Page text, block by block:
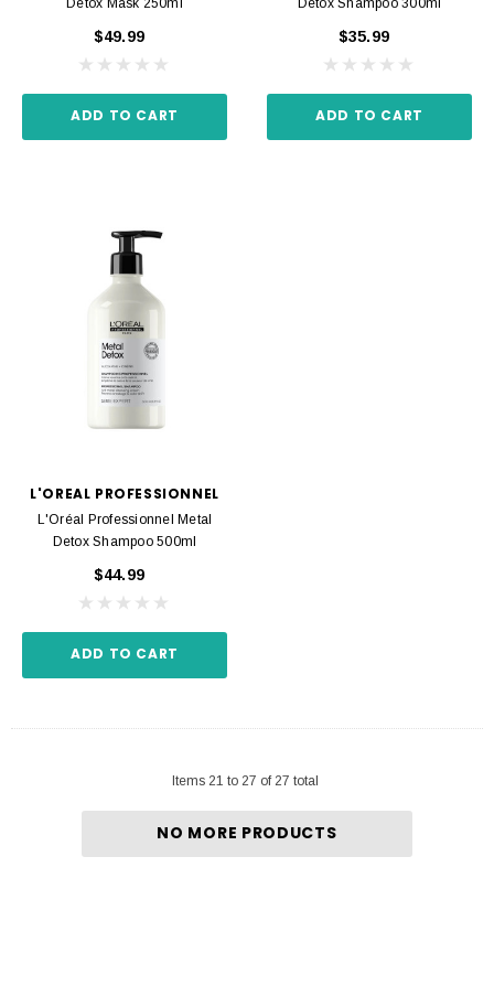
Detox Mask 250ml
$49.99
ADD TO CART
Detox Shampoo 300ml
$35.99
ADD TO CART
L'OREAL PROFESSIONNEL
L'Oréal Professionnel Metal
Detox Shampoo 500ml
$44.99
ADD TO CART
Items 21 to 27 of 27 total
NO MORE PRODUCTS